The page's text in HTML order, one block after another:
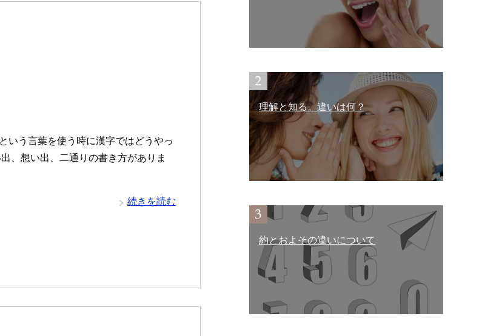
いう言葉を使う時に漢字ではどうやっ
、想い出、二通りの書き方がありま
続きを読む
理解と知る。違いは何？
約とおよその違いについて